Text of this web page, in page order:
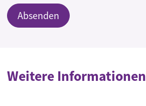
Weitere Informationen